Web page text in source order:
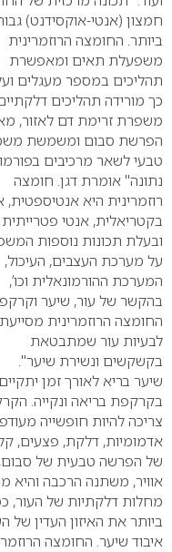
חמצון (אנטי-אוקסידנט)
ביותר. החומצה הרוזמרינית
משפעלת תאים ומאפשרת
תהליכים במספר מעגלים
כך מורידה תהליכים
משפרת זרימת דם לאזור,
הפרשת סבום ומשמשת
טבעי לשאר מרכיבים
נתונה" אומרת דגן. חומצה
רוזמרינית היא אנטיספטית,
בקטריאלית, אנטי פטרייתית
ובעלת תכונות נוספות
על מערכת העצבים, העיכול,
המערכת ההורמונאלית וכו’,
בהקשר של עור, שיער
החומצה הרוזמרינית מסייעת
לבעיות עור שמתבטאת
בקשקשים ונשירת שיער".
שיער בריא לאורך זמן
בקרקפת בריאה ונקייה.
צריכה להיות חופשייה
אדמומיות, דלקת, פצעים,
של הפרשה טבעית של
אוויר, משתנה הרכבה והיא
מחלות דלקתיות של העור,
ביותר את האיזון העדין של
איבוד שיער. החומצה